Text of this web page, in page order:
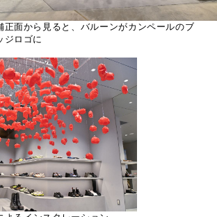
正面から見ると、バルーンがカンペールのブ
ジロゴに